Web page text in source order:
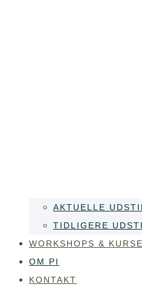
AKTUELLE
TIDLIGERE
WORKSHOPS &
OM PI
KONTAKT